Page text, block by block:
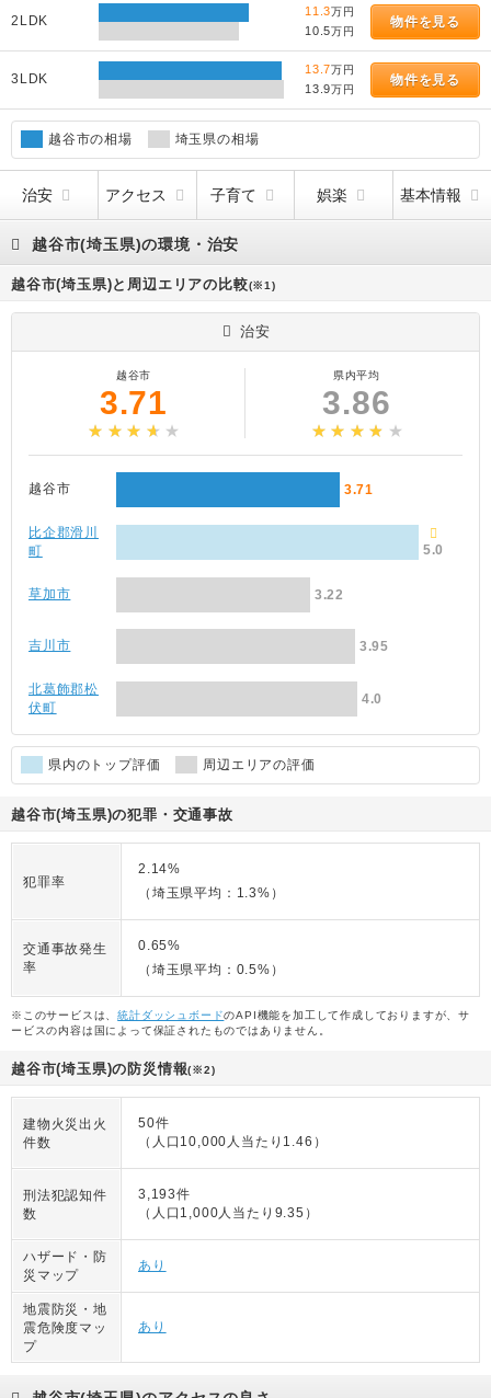
2LDK
11.3万円
10.5万円
物件を見る
3LDK
13.7万円
13.9万円
物件を見る
越谷市の相場 埼玉県の相場
治安 アクセス 子育て 娯楽 基本情報
越谷市(埼玉県)の環境・治安
越谷市(埼玉県)と周辺エリアの比較(※1)
治安
越谷市
3.71
県内平均
3.86
越谷市 3.71
比企郡滑川
町
5.0
草加市 3.22
吉川市 3.95
北葛飾郡松
伏町
4.0
県内のトップ評価 周辺エリアの評価
越谷市(埼玉県)の犯罪・交通事故
犯罪率
2.14%
（埼玉県平均：1.3%）
交通事故発生
率
0.65%
（埼玉県平均：0.5%）
※このサービスは、統計ダッシュボードのAPI機能を加工して作成しておりますが、サ
ービスの内容は国によって保証されたものではありません。
越谷市(埼玉県)の防災情報(※2)
建物火災出火
件数
50件
（人口10,000人当たり1.46）
刑法犯認知件
数
3,193件
（人口1,000人当たり9.35）
ハザード・防
災マップ
あり
地震防災・地
震危険度マッ
プ
あり